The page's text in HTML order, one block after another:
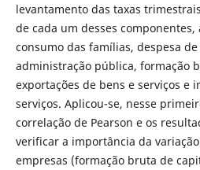
levantamento das taxas
de cada um desses componentes,
consumo das famílias, despesa
administração pública, formação
exportações de bens e serviços e
serviços. Aplicou-se, nesse
correlação de Pearson e os
verificar a importância da
empresas (formação bruta de